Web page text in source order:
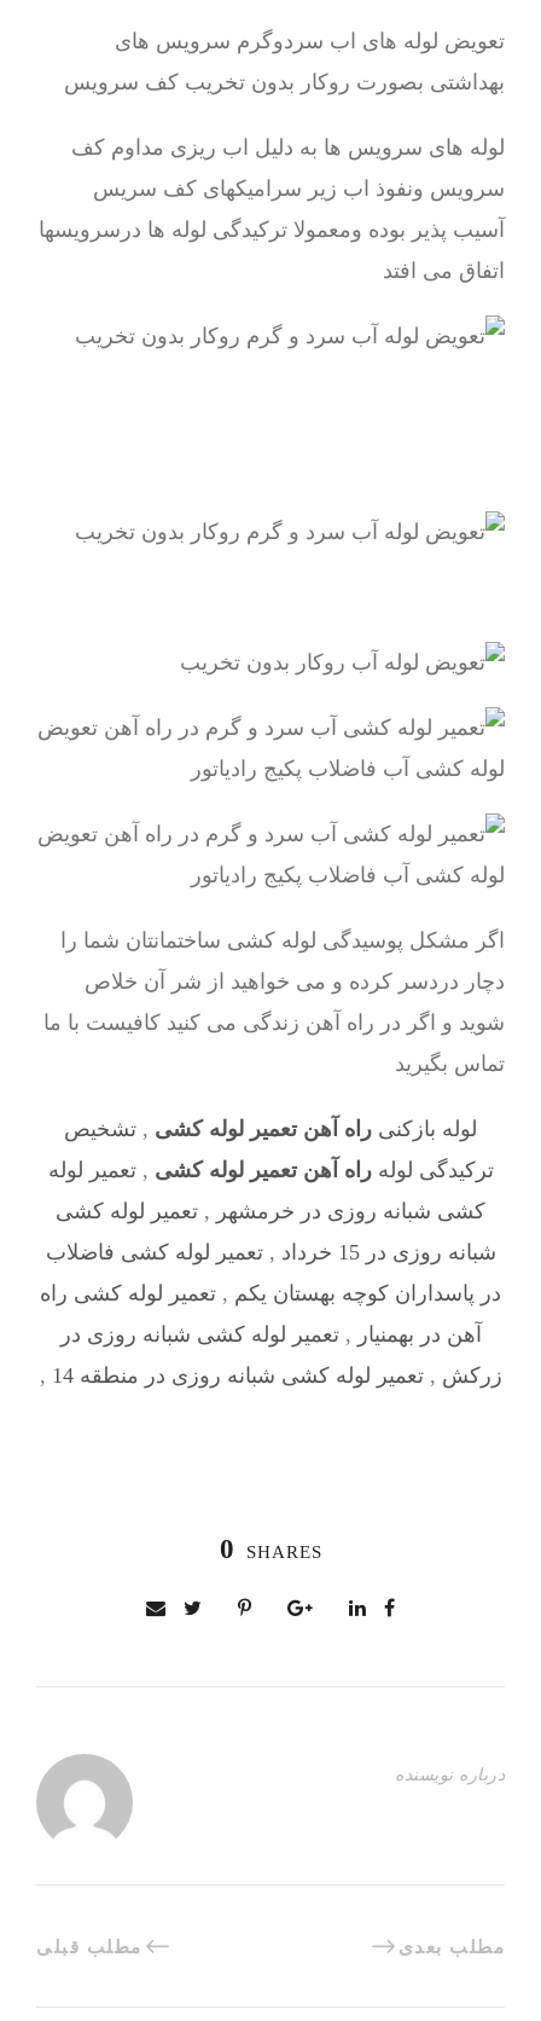
تعویض لوله های اب سردوگرم سرویس های
بهداشتی بصورت روکار بدون تخریب کف سرویس
لوله های سرویس ها به دلیل اب ریزی مداوم کف
سرویس ونفوذ اب زیر سرامیکهای کف سریس
آسیب پذیر بوده ومعمولا ترکیدگی لوله ها درسرویسها
اتفاق می افتد
اگر مشکل پوسیدگی لوله کشی ساختمانتان شما را
دچار دردسر کرده و می خواهید از شر آن خلاص
شوید و اگر در راه آهن زندگی می کنید کافیست با ما
تماس بگیرید
لوله بازکنی راه آهن تعمیر لوله کشی , تشخیص
ترکیدگی لولهراه آهن تعمیر لوله کشی ,تعمیر لوله
کشی شبانه روزی در خرمشهر , تعمیر لوله کشی
شبانه روزی در 15 خرداد
,تعمیر لوله کشی فاضلاب
در پاسداران کوچه بهستان یکم , تعمیر لوله کشی راه
آهن در بهمنیار ,تعمیر لوله کشی شبانه روزی در
زرکش ,تعمیر لوله کشی شبانه روزی در منطقه 14 ,
0 SHARES
درباره نویسنده
مطلب قبلی مطلب بعدی